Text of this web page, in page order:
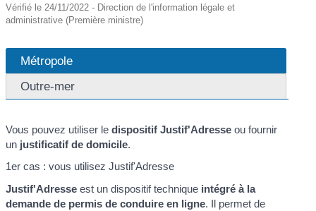
Vérifié le 24/11/2022 - Direction de l'information légale et
administrative (Première ministre)
Métropole
Outre-mer
Vous pouvez utiliser ledispositif Justif'Adresse ou fournir
un justificatif de domicile.
1er cas : vous utilisez Justif'Adresse
Justif'Adresse est un dispositif technique intégré à la
demande de permis de conduire en ligne. Il permet de